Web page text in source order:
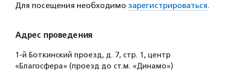
Для посещения необходимо зарегистрироваться.
Адрес проведения
1-й Боткинский проезд, д. 7, стр. 1, центр
«Благосфера» (проезд до ст.м. «Динамо»)